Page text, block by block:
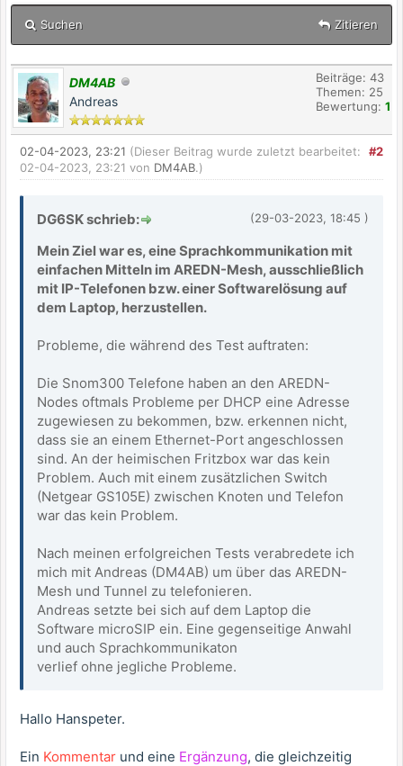
Suchen Zitieren
DM4AB
Andreas
Beiträge: 43
Themen: 25
Bewertung: 1
#2
02-04-2023, 23:21 (Dieser Beitrag wurde zuletzt bearbeitet:
02-04-2023, 23:21 von DM4AB.)
(29-03-2023, 18:45 )
DG6SK schrieb:
Mein Ziel war es, eine Sprachkommunikation mit
einfachen Mitteln im AREDN-Mesh, ausschließlich
mit IP-Telefonen bzw. einer Softwarelösung auf
dem Laptop, herzustellen.
Probleme, die während des Test auftraten:
Die Snom300 Telefone haben an den AREDN-
Nodes oftmals Probleme per DHCP eine Adresse
zugewiesen zu bekommen, bzw. erkennen nicht,
dass sie an einem Ethernet-Port angeschlossen
sind. An der heimischen Fritzbox war das kein
Problem. Auch mit einem zusätzlichen Switch
(Netgear GS105E) zwischen Knoten und Telefon
war das kein Problem.
Nach meinen erfolgreichen Tests verabredete ich
mich mit Andreas (DM4AB) um über das AREDN-
Mesh und Tunnel zu telefonieren.
Andreas setzte bei sich auf dem Laptop die
Software microSIP ein. Eine gegenseitige Anwahl
und auch Sprachkommunikaton
verlief ohne jegliche Probleme.
Hallo Hanspeter.
Ein Kommentar und eine Ergänzung, die gleichzeitig